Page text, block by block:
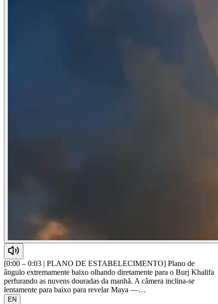
[0:00 – 0:03 | PLANO DE ESTABELECIMENTO] Plano de
ângulo extremamente baixo olhando diretamente para o Burj Khalifa
perfurando as nuvens douradas da manhã. A câmera inclina-se
lentamente para baixo para revelar Maya —…
EN